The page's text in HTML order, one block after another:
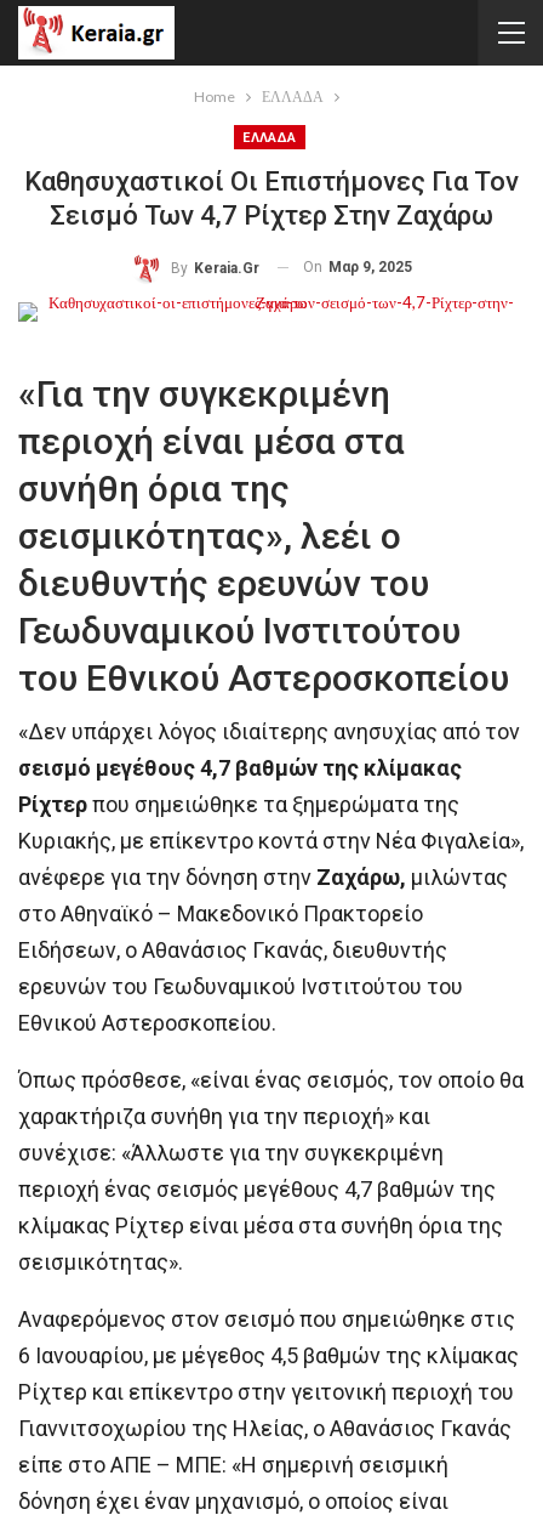
Home ΕΛΛΑΔΑ
ΕΛΛΑΔΑ
Καθησυχαστικοί Οι Επιστήμονες Για Τον
Σεισμό Των 4,7 Ρίχτερ Στην Ζαχάρω
By Keraia.gr On Μαρ 9, 2025
«Για την συγκεκριμένη
περιοχή είναι μέσα στα
συνήθη όρια της
σεισμικότητας», λεέι ο
διευθυντής ερευνών του
Γεωδυναμικού Ινστιτούτου
του Εθνικού Αστεροσκοπείου
«Δεν υπάρχει λόγος ιδιαίτερης ανησυχίας από τον
σεισμό μεγέθους 4,7 βαθμών της κλίμακας
Ρίχτερπου σημειώθηκε τα ξημερώματα της
Κυριακής, με επίκεντρο κοντά στην Νέα Φιγαλεία»,
ανέφερε για την δόνηση στην Ζαχάρω, μιλώντας
στο Αθηναϊκό – Μακεδονικό Πρακτορείο
Ειδήσεων, ο Αθανάσιος Γκανάς, διευθυντής
ερευνών του Γεωδυναμικού Ινστιτούτου του
Εθνικού Αστεροσκοπείου.
Όπως πρόσθεσε, «είναι ένας σεισμός, τον οποίο θα
χαρακτήριζα συνήθη για την περιοχή» και
συνέχισε: «Άλλωστε για την συγκεκριμένη
περιοχή ένας σεισμός μεγέθους 4,7 βαθμών της
κλίμακας Ρίχτερ είναι μέσα στα συνήθη όρια της
σεισμικότητας».
Αναφερόμενος στον σεισμό που σημειώθηκε στις
6 Ιανουαρίου, με μέγεθος 4,5 βαθμών της κλίμακας
Ρίχτερ και επίκεντρο στην γειτονική περιοχή του
Γιαννιτσοχωρίου της Ηλείας, ο Αθανάσιος Γκανάς
είπε στο ΑΠΕ – ΜΠΕ: «Η σημερινή σεισμική
δόνηση έχει έναν μηχανισμό, ο οποίος είναι